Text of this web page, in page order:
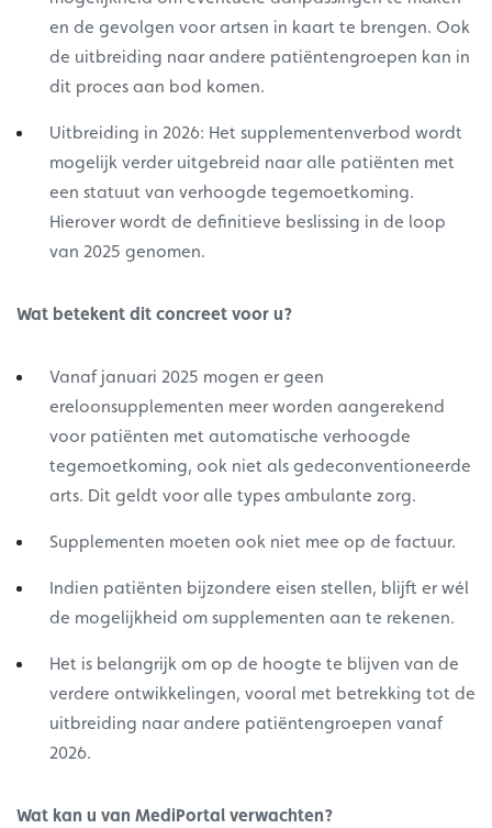
en de gevolgen voor artsen in kaart te brengen. Ook
de uitbreiding naar andere patiëntengroepen kan in
dit proces aan bod komen.
Uitbreiding in 2026: Het supplementenverbod wordt
mogelijk verder uitgebreid naar alle patiënten met
een statuut van verhoogde tegemoetkoming.
Hierover wordt de definitieve beslissing in de loop
van 2025 genomen.
Wat betekent dit concreet voor u?
Vanaf januari 2025 mogen er geen
ereloonsupplementen meer worden aangerekend
voor patiënten met automatische verhoogde
tegemoetkoming, ook niet als gedeconventioneerde
arts. Dit geldt voor alle types ambulante zorg.
Supplementen moeten ook niet mee op de factuur.
Indien patiënten bijzondere eisen stellen, blijft er wél
de mogelijkheid om supplementen aan te rekenen.
Het is belangrijk om op de hoogte te blijven van de
verdere ontwikkelingen, vooral met betrekking tot de
uitbreiding naar andere patiëntengroepen vanaf
2026.
Wat kan u van MediPortal verwachten?